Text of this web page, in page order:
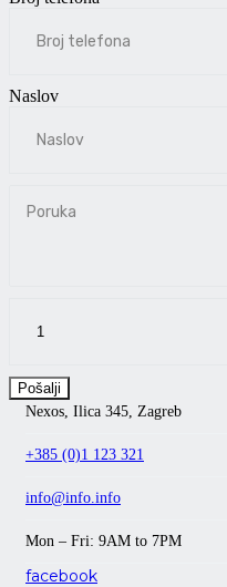
Naslov
Nexos, Ilica 345, Zagreb
+385 (0)1 123 321
info@info.info
Mon – Fri: 9AM to 7PM
facebook